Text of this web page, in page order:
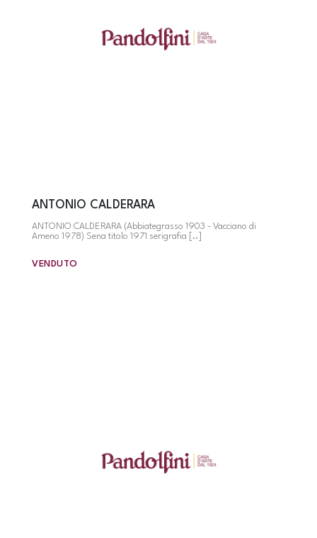
ANTONIO CALDERARA
ANTONIO CALDERARA (Abbiategrasso 1903 - Vacciano di
Ameno 1978) Sena titolo 1971 serigrafia [..]
VENDUTO